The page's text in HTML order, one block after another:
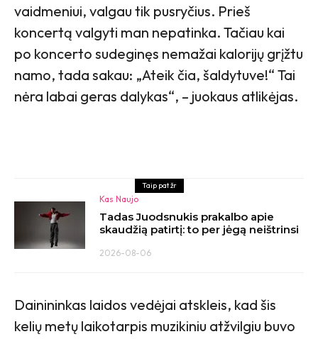
vaidmeniui, valgau tik pusryčius. Prieš
koncertą valgyti man nepatinka. Tačiau kai
po koncerto sudeginęs nemažai kalorijų grįžtu
namo, tada sakau: „Ateik čia, šaldytuve!“ Tai
nėra labai geras dalykas“, – juokaus atlikėjas.
Taip pat žr
Kas Naujo
Tadas Juodsnukis prakalbo apie
skaudžią patirtį: to per jėgą neištrinsi
2026-08-06
Dainininkas laidos vedėjai atskleis, kad šis
kelių metų laikotarpis muzikiniu atžvilgiu buvo